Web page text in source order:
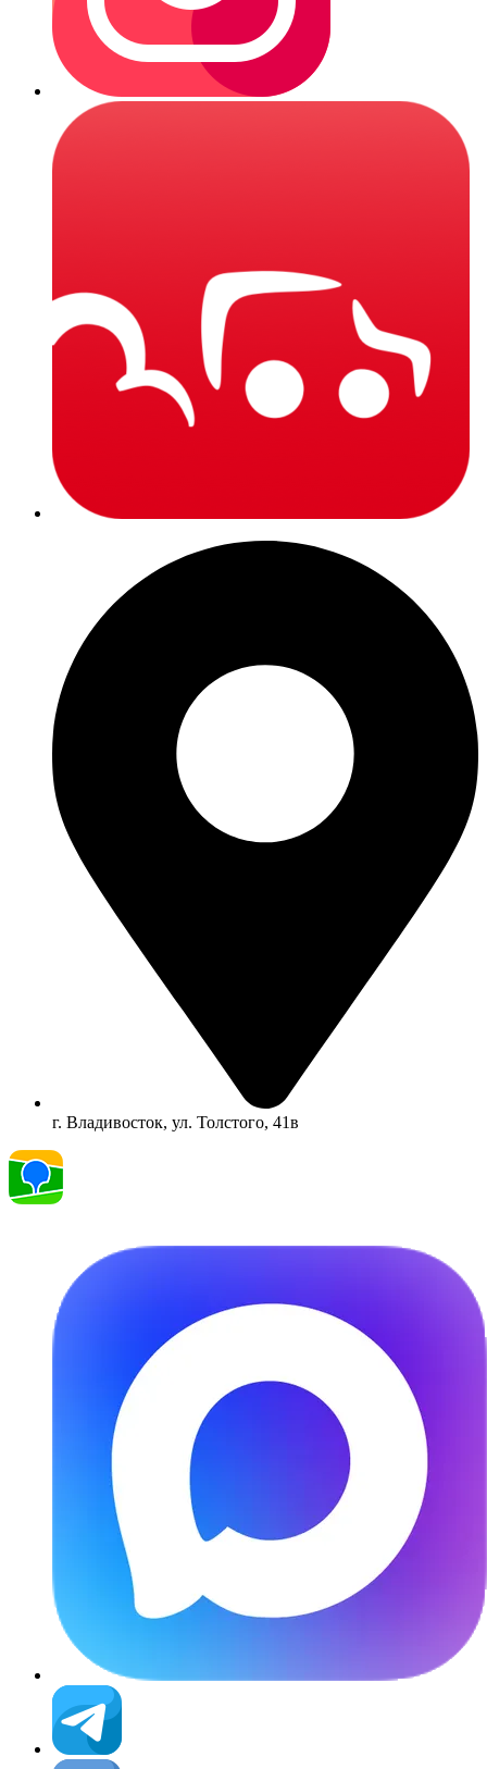
г. Владивосток, ул. Толстого, 41в